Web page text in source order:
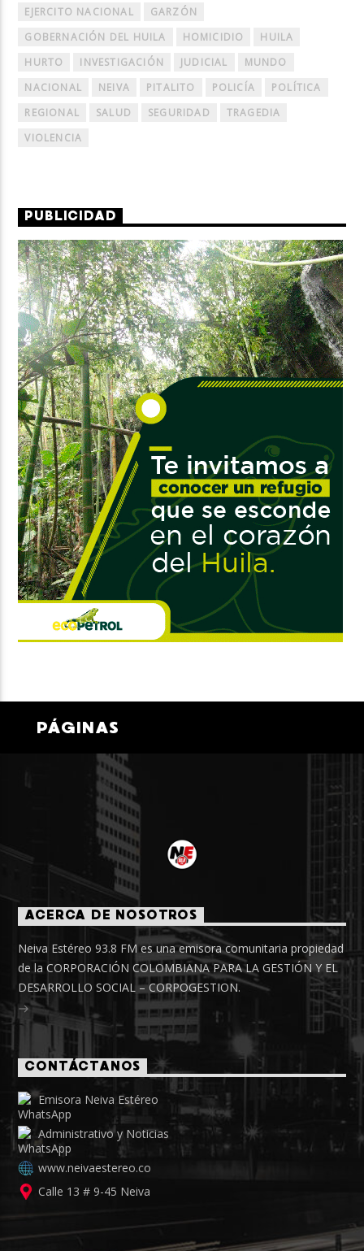
EJERCITO NACIONAL
GARZÓN
GOBERNACIÓN DEL HUILA
HOMICIDIO
HUILA
HURTO
INVESTIGACIÓN JUDICIAL
MUNDO
NACIONAL
NEIVA PITALITO POLICÍA
POLÍTICA
REGIONAL
SALUD SEGURIDAD
TRAGEDIA
VIOLENCIA
PUBLICIDAD
PÁGINAS
ACERCA DE NOSOTROS
Neiva Estéreo 93.8 FM es una emisora comunitaria propiedad
de la CORPORACIÓN COLOMBIANA PARA LA GESTIÓN Y EL
DESARROLLO SOCIAL – CORPOGESTION.
CONTÁCTANOS
Emisora Neiva Estéreo
Administrativo y Noticias
www.neivaestereo.co
Calle 13 # 9-45 Neiva